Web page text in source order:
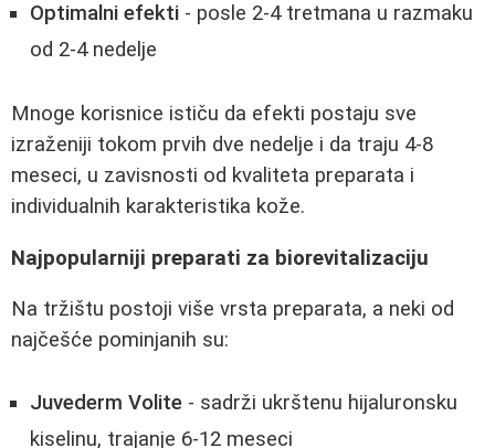
Optimalni efekti - posle 2-4 tretmana u razmaku
od 2-4 nedelje
Mnoge korisnice ističu da efekti postaju sve
izraženiji tokom prvih dve nedelje i da traju 4-8
meseci, u zavisnosti od kvaliteta preparata i
individualnih karakteristika kože.
Najpopularniji preparati za biorevitalizaciju
Na tržištu postoji više vrsta preparata, a neki od
najčešće pominjanih su:
Juvederm Volite - sadrži ukrštenu hijaluronsku
kiselinu, trajanje 6-12 meseci